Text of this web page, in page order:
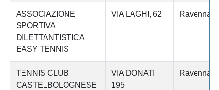
ASSOCIAZIONE
SPORTIVA
DILETTANTISTICA
EASY TENNIS
VIA LAGHI, 62 Ravenna
TENNIS CLUB
CASTELBOLOGNESE
VIA DONATI
195
Ravenna